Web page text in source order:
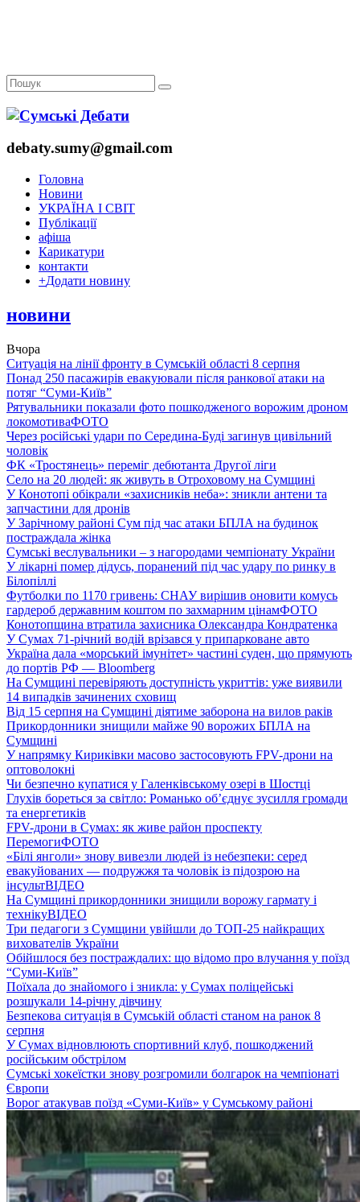
debaty.sumy@gmail.com
Головна
Новини
УКРАЇНА І СВІТ
Публікації
афіша
Карикатури
контакти
+Додати новину
новини
Вчора
Ситуація на лінії фронту в Сумській області 8 серпня
Понад 250 пасажирів евакуювали після ранкової атаки на
потяг “Суми-Київ”
Рятувальники показали фото пошкодженого ворожим дроном
локомотиваФОТО
Через російські удари по Середина-Буді загинув цивільний
чоловік
ФК «Тростянець» переміг дебютанта Другої ліги
Село на 20 людей: як живуть в Отроховому на Сумщині
У Конотопі обікрали «захисників неба»: зникли антени та
запчастини для дронів
У Зарічному районі Сум під час атаки БПЛА на будинок
постраждала жінка
Сумські веслувальники – з нагородами чемпіонату України
У лікарні помер дідусь, поранений під час удару по ринку в
Білопіллі
Футболки по 1170 гривень: СНАУ вирішив оновити комусь
гардероб державним коштом по захмарним цінамФОТО
Конотопщина втратила захисника Олександра Кондратенка
У Сумах 71-річний водій врізався у припарковане авто
Україна дала «морський імунітет» частині суден, що прямують
до портів РФ — Bloomberg
На Сумщині перевіряють доступність укриттів: уже виявили
14 випадків зачинених сховищ
Від 15 серпня на Сумщині діятиме заборона на вилов раків
Прикордонники знищили майже 90 ворожих БПЛА на
Сумщині
У напрямку Кириківки масово застосовують FPV-дрони на
оптоволокні
Чи безпечно купатися у Галенківському озері в Шостці
Глухів бореться за світло: Романько об’єднує зусилля громади
та енергетиків
FPV-дрони в Сумах: як живе район проспекту
ПеремогиФОТО
«Білі янголи» знову вивезли людей із небезпеки: серед
евакуйованих — подружжя та чоловік із підозрою на
інсультВІДЕО
На Сумщині прикордонники знищили ворожу гармату і
технікуВІДЕО
Три педагоги з Сумщини увійшли до ТОП-25 найкращих
вихователів України
Обійшлося без постраждалих: що відомо про влучання у поїзд
“Суми-Київ”
Поїхала до знайомого і зникла: у Сумах поліцейські
розшукали 14-річну дівчину
Безпекова ситуація в Сумській області станом на ранок 8
серпня
У Сумах відновлюють спортивний клуб, пошкоджений
російським обстрілом
Сумські хокеїстки знову розгромили болгарок на чемпіонаті
Європи
Ворог атакував поїзд «Суми-Київ» у Сумському районі